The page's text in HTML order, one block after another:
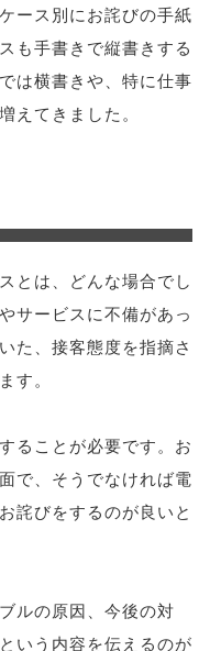
ース別にお詫びの手紙
も手書きで縦書きする
は横書きや、特に仕事
えてきました。
とは、どんな場合でし
サービスに不備があっ
た、接客態度を指摘さ
す。
ることが必要です。お
で、そうでなければ電
詫びをするのが良いと
ルの原因、今後の対
いう内容を伝えるのが